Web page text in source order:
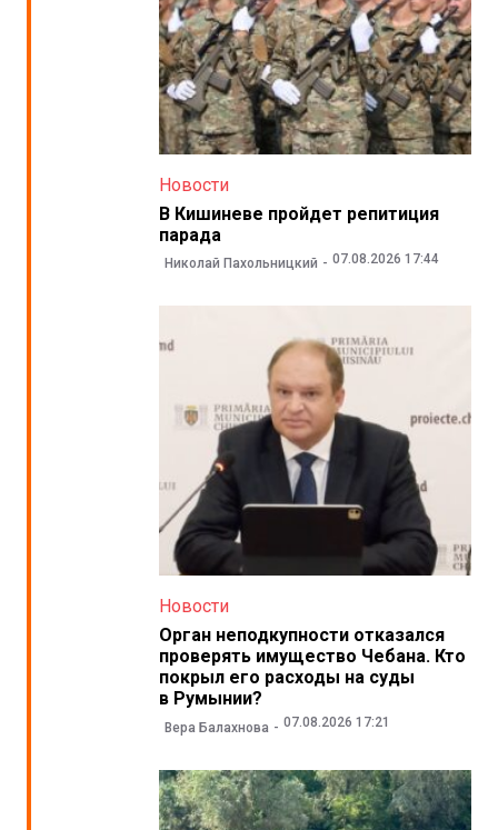
Новости
В Кишиневе пройдет репитиция
парада
Николай Пахольницкий 07.08.2026 17:44
Новости
Орган неподкупности отказался
проверять имущество Чебана. Кто
покрыл его расходы на суды
в Румынии?
Вера Балахнова 07.08.2026 17:21